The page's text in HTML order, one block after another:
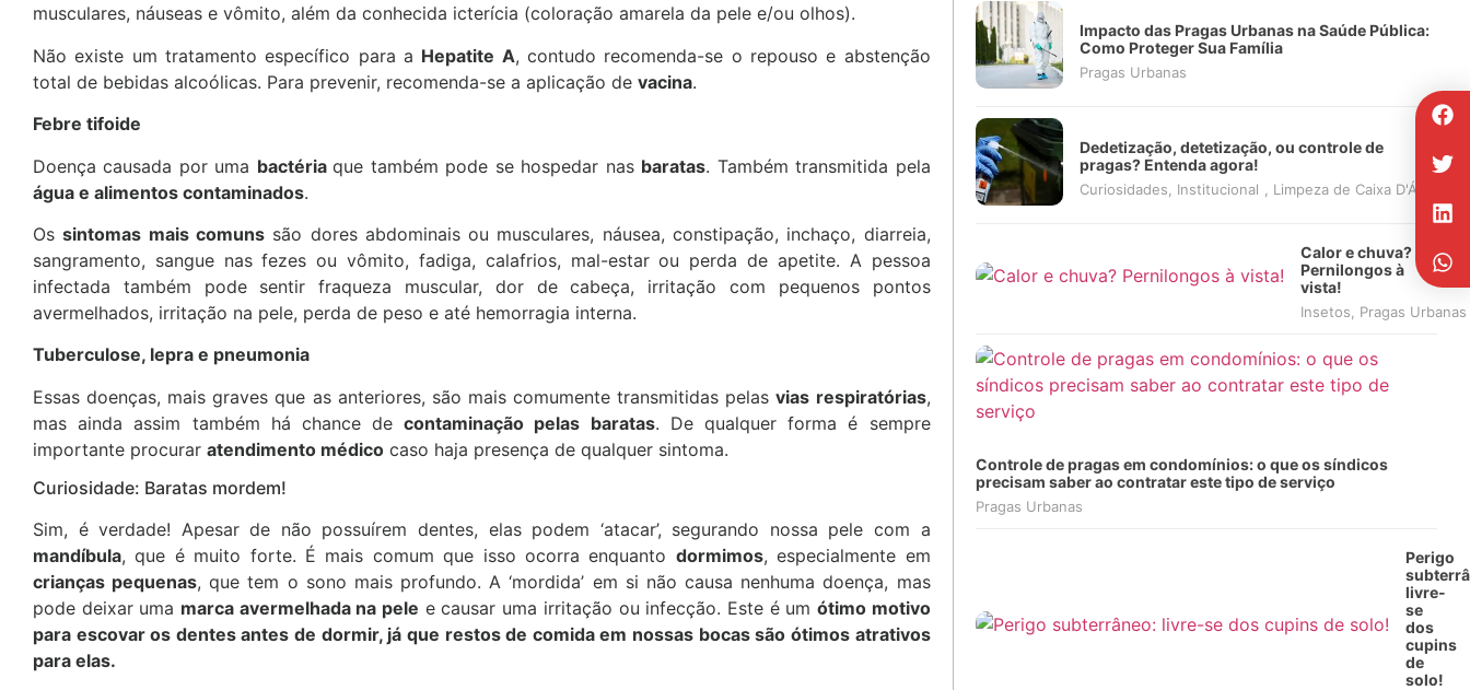
musculares, náuseas e vômito, além da conhecida icterícia (coloração amarela da pele e/ou olhos).
Não existe um tratamento específico para a Hepatite A, contudo recomenda-se o repouso e abstenção
total de bebidas alcoólicas. Para prevenir, recomenda-se a aplicação de vacina.
Febre tifoide
Doença causada por uma bactériaque também pode se hospedar nas baratas. Também transmitida pela
água e alimentos contaminados.
Ossintomas mais comunssão dores abdominais ou musculares, náusea, constipação, inchaço, diarreia,
sangramento, sangue nas fezes ou vômito, fadiga, calafrios, mal-estar ou perda de apetite. A pessoa
infectada também pode sentir fraqueza muscular, dor de cabeça, irritação com pequenos pontos
avermelhados, irritação na pele, perda de peso e até hemorragia interna.
Tuberculose, lepra e pneumonia
Essas doenças, mais graves que as anteriores, são mais comumente transmitidas pelasvias respiratórias,
mas ainda assim também há chance decontaminação pelas baratas. De qualquer forma é sempre
importante procurar atendimento médico caso haja presença de qualquer sintoma.
Curiosidade: Baratas mordem!
Sim, é verdade! Apesar de não possuírem dentes, elas podem ‘atacar’, segurando nossa pele com a
mandíbula, que é muito forte. É mais comum que isso ocorra enquanto dormimos, especialmente em
crianças pequenas, que tem o sono mais profundo. A ‘mordida’ em si não causa nenhuma doença, mas
pode deixar uma marca avermelhada na pele e causar uma irritação ou infecção. Este é um ótimo motivo
para escovar os dentes antes de dormir, já que restos de comida em nossas bocas são ótimos atrativos
para elas.
Impacto das Pragas Urbanas na Saúde Pública:
Como Proteger Sua Família
Pragas Urbanas
Dedetização, detetização, ou controle de
pragas? Entenda agora!
Curiosidades Institucional Limpeza de Caixa D'Água
Calor e chuva?
Pernilongos à
vista!
Insetos Pragas Urbanas
Controle de pragas em condomínios: o que os síndicos
precisam saber ao contratar este tipo de serviço
Pragas Urbanas
Perigo
livre-
se
dos
cupins
de
solo!